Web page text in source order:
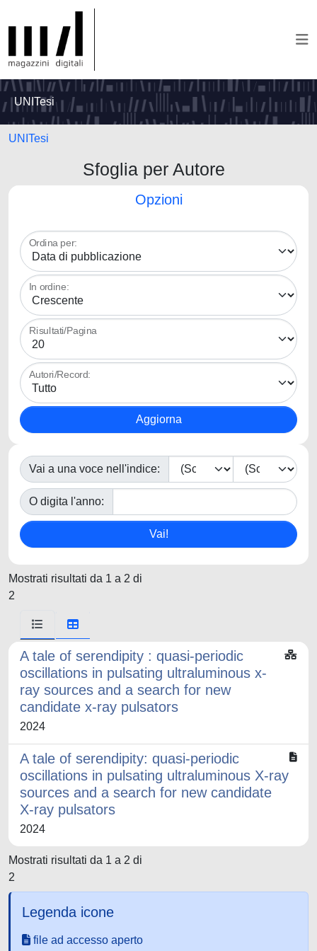
UNITesi
UNITesi
Sfoglia per Autore
Opzioni
Ordina per:
In ordine:
Risultati/Pagina
Autori/Record:
Vai a una voce nell'indice:
O digita l'anno:
Mostrati risultati da 1 a 2 di
2
A tale of serendipity : quasi-periodic
oscillations in pulsating ultraluminous x-
ray sources and a search for new
candidate x-ray pulsators
2024
A tale of serendipity: quasi-periodic
oscillations in pulsating ultraluminous X-ray
sources and a search for new candidate
X-ray pulsators
2024
Mostrati risultati da 1 a 2 di
2
Legenda icone
file ad accesso aperto